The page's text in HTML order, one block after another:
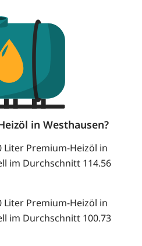
in Westhausen?
Liter Premium-Heizöl in
im Durchschnitt 114.56
Liter Premium-Heizöl in
im Durchschnitt 100.73